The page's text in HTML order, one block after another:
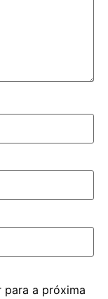
para a próxima